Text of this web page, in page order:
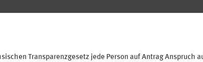
Transparenzgesetz jede Person auf Antrag Anspruch